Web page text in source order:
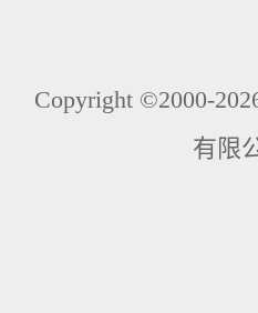
Copyright ©2000-
有限